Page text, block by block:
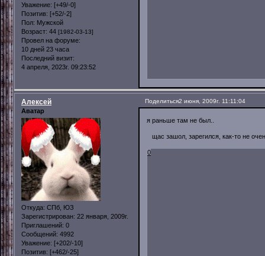
Уважение: [+49/-0]
Позитив: [+52/-2]
Пол: Мужской
Возраст: 44 [1982-03-13]
Провел на форуме:
10 дней 23 часа
Последний визит:
4 апреля, 2023г. 09:23:52
Поделиться2 июня, 2009г. 11:11:04
Алексей
Аватар
Откуда: СПб, ЮЗ
Зарегистрирован: 22 января, 2009г.
Приглашений: 0
Сообщений: 4992
Уважение: [+202/-10]
Позитив: [+462/-25]
я раньше там не был..
щас зашол, зарегился, как-то не
0